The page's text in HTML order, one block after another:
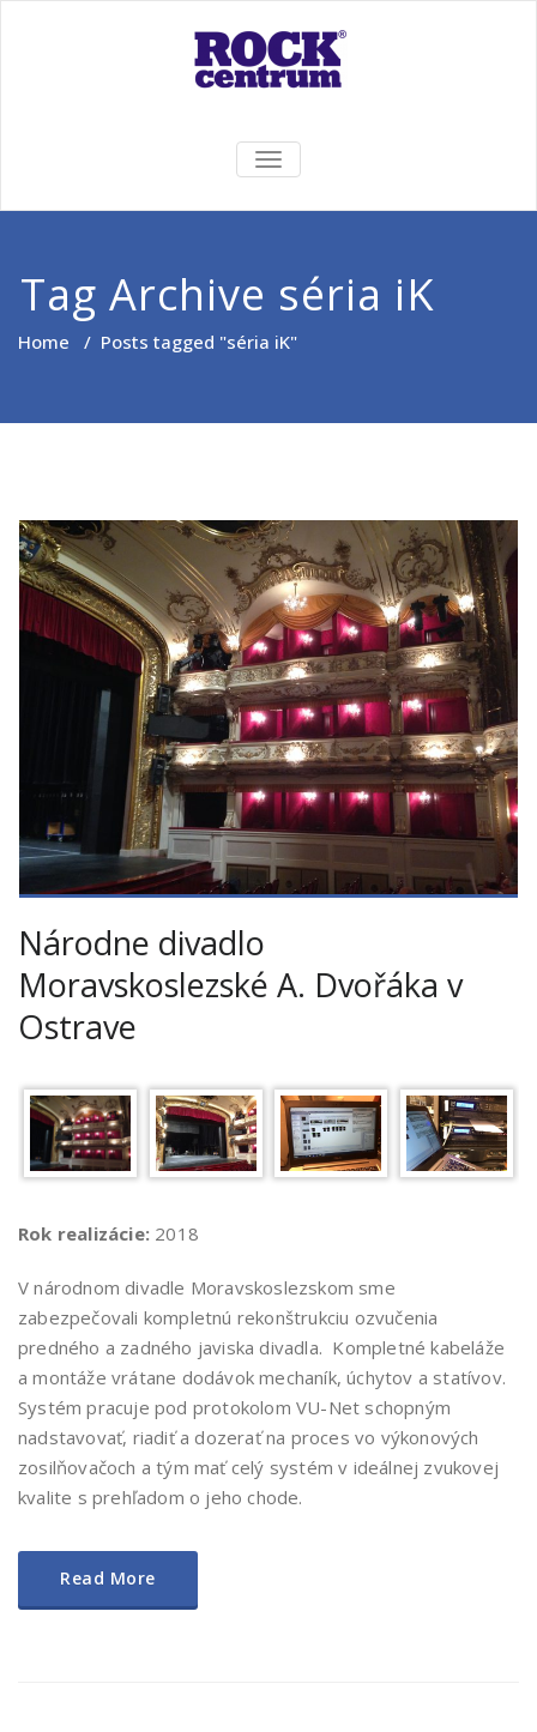
Rock Centrum
Ten pravý zvuk pre Vás!
TOGGLE
NAVIGATION
Tag Archive séria iK
Home / Posts tagged "séria iK"
Národne divadlo
Moravskoslezské A. Dvořáka v
Ostrave
Rok realizácie: 2018
V národnom divadle Moravskoslezskom sme
zabezpečovali kompletnú rekonštrukciu ozvučenia
predného a zadného javiska divadla. Kompletné kabeláže
a montáže vrátane dodávok mechaník, úchytov a statívov.
Systém pracuje pod protokolom VU-Net schopným
nadstavovať, riadiť a dozerať na proces vo výkonových
zosilňovačoch a tým mať celý systém v ideálnej zvukovej
kvalite s prehľadom o jeho chode.
Read More